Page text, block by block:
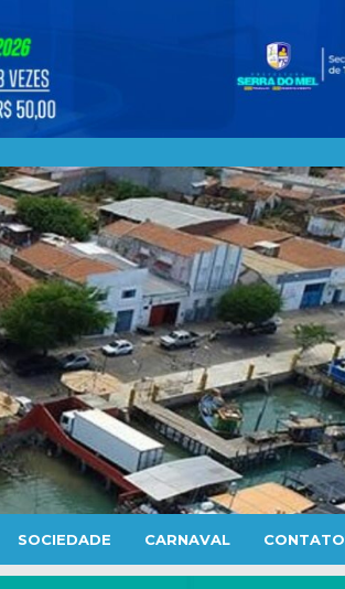
SOCIEDADE CARNAVAL CONTATO